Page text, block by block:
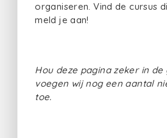
organiseren. Vind de cursus
meld je aan!
Hou deze pagina zeker in de
voegen wij nog een aantal
toe.